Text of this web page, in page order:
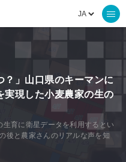
？」山口県のキーマンに
実現した小麦農家の生の
育に衛星データを利用するとい
後と農家さんのリアルな声を知